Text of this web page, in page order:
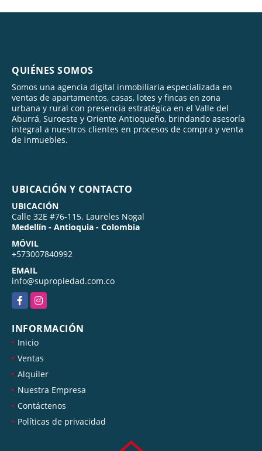
QUIÉNES SOMOS
Somos una agencia digital inmobiliaria especializada en
ventas de apartamentos, casas, lotes y fincas en zona
urbana y rural con presencia estratégica en el Valle del
Aburrá, Suroeste y Oriente Antioqueño, brindando asesoría
integral a nuestros clientes en procesos de compra y venta
de inmuebles.
UBICACIÓN Y CONTACTO
UBICACIÓN
Calle 32E #76-115. Laureles Nogal
Medellín - Antioquia - Colombia
MÓVIL
+573007840992
EMAIL
info@supropiedad.com.co
FacebookInstagram
INFORMACIÓN
Inicio
Ventas
Alquiler
Nuestra Empresa
Contáctenos
Políticas de privacidad